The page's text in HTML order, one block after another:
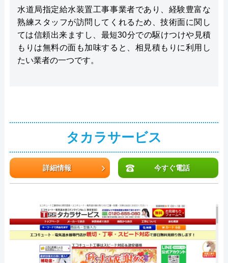
水道局指定給水装置工事事業者であり、経験豊富な
熟練スタッフが訪問してくれるため、技術面に関し
ては信頼出来ますし、最短30分での駆けつけや見積
もりは無料の面も加味すると、相見積もりに利用し
たい業者の一つです。
タカラサービス
詳細情報 今すぐ電話